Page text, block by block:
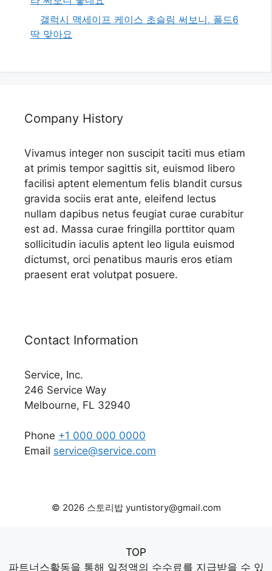
갤럭시 맥세이프 케이스 초슬림 써보니, 폴드6
딱 맞아요
Company History
Vivamus integer non suscipit taciti mus etiam
at primis tempor sagittis sit, euismod libero
facilisi aptent elementum felis blandit cursus
gravida sociis erat ante, eleifend lectus
nullam dapibus netus feugiat curae curabitur
est ad. Massa curae fringilla porttitor quam
sollicitudin iaculis aptent leo ligula euismod
dictumst, orci penatibus mauris eros etiam
praesent erat volutpat posuere.
Contact Information
Service, Inc.
246 Service Way
Melbourne, FL 32940
Phone +1 000 000 0000
Email service@service.com
© 2026 스토리밥 yuntistory@gmail.com
TOP
파트너스활동을 통해 일정액의 수수료를 지급받을 수 있